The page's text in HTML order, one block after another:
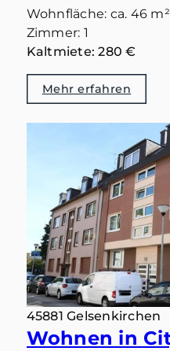
Wohnfläche: ca. 46 m²
Zimmer: 1
Kaltmiete: 280 €
Mehr erfahren
45881 Gelsenkirchen